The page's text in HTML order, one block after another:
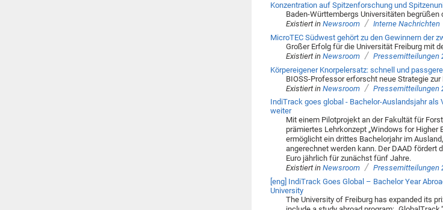
Konzentration auf Spitzenforschung und
Baden-Württembergs Universitäten
Existiert in Newsroom / Interne Nachrichten
MicroTEC Südwest gehört zu den Gewinnern der
Großer Erfolg für die Universität Freiburg mit
Existiert in Newsroom / Pressemitteilungen
Körpereigener Knorpelersatz: schnell und
BIOSS-Professor erforscht neue Strategie
Existiert in Newsroom / Pressemitteilungen
IndiTrack goes global - Bachelor-Auslandsjahr
weiter
Mit einem Pilotprojekt an der Fakultät für
prämiertes Lehrkonzept „Windows for Higher
ermöglicht ein drittes Bachelorjahr im
angerechnet werden kann. Der DAAD fördert
Euro jährlich für zunächst fünf Jahre.
Existiert in Newsroom / Pressemitteilungen
[eng] IndiTrack Goes Global – Bachelor Year
University
The University of Freiburg has expanded its